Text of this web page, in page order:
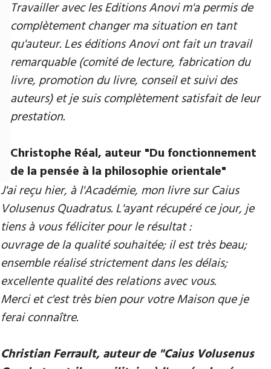
Travailler avec les Editions Anovi m'a permis de
complètement changer ma situation en tant
qu'auteur. Les éditions Anovi ont fait un travail
remarquable (comité de lecture, fabrication du
livre, promotion du livre, conseil et suivi des
auteurs) et je suis complètement satisfait de leur
prestation.
Christophe Réal, auteur ​"Du fonctionnement
de la pensée à la philosophie orientale"
J'ai reçu hier, à l'Académie, mon livre sur Caius
Volusenus Quadratus. L'ayant récupéré ce jour, je
tiens à vous féliciter pour le résultat :
ouvrage de la qualité souhaitée; il est très beau;
ensemble réalisé strictement dans les délais;
excellente qualité des relations avec vous.
Merci et c'est très bien pour votre Maison que je
ferai connaître.
Christian Ferrault, auteur de "Caius Volusenus